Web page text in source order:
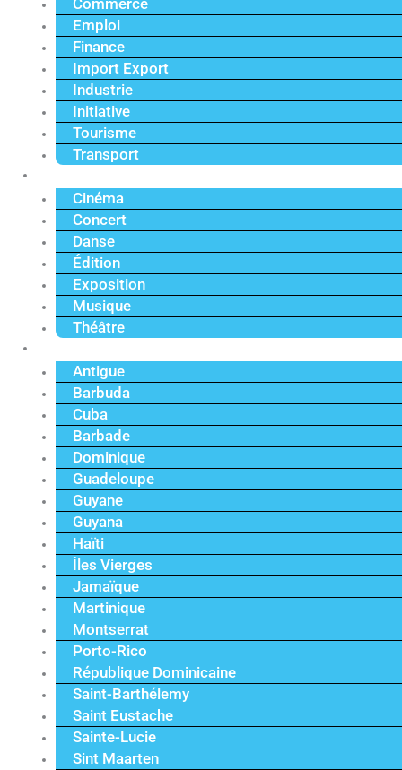
Commerce
Emploi
Finance
Import Export
Industrie
Initiative
Tourisme
Transport
Cinéma
Concert
Danse
Édition
Exposition
Musique
Théâtre
Antigue
Barbuda
Cuba
Barbade
Dominique
Guadeloupe
Guyane
Guyana
Haïti
Îles Vierges
Jamaïque
Martinique
Montserrat
Porto-Rico
République Dominicaine
Saint-Barthélemy
Saint Eustache
Sainte-Lucie
Sint Maarten